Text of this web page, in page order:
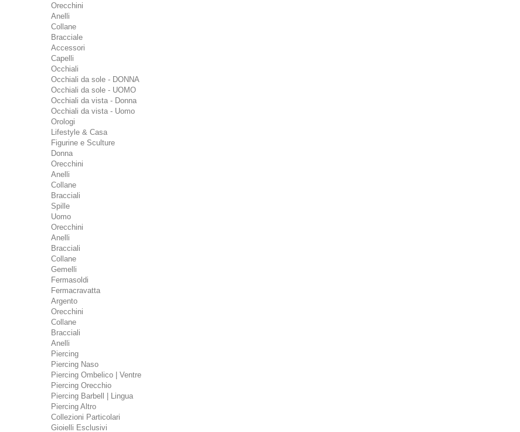
Orecchini
Anelli
Collane
Bracciale
Accessori
Capelli
Occhiali
Occhiali da sole - DONNA
Occhiali da sole - UOMO
Occhiali da vista - Donna
Occhiali da vista - Uomo
Orologi
Lifestyle & Casa
Figurine e Sculture
Donna
Orecchini
Anelli
Collane
Bracciali
Spille
Uomo
Orecchini
Anelli
Bracciali
Collane
Gemelli
Fermasoldi
Fermacravatta
Argento
Orecchini
Collane
Bracciali
Anelli
Piercing
Piercing Naso
Piercing Ombelico | Ventre
Piercing Orecchio
Piercing Barbell | Lingua
Piercing Altro
Collezioni Particolari
Gioielli Esclusivi